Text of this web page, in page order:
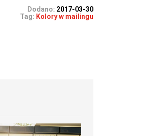
Dodano: 2017-03-30
Tag: Kolory w mailingu